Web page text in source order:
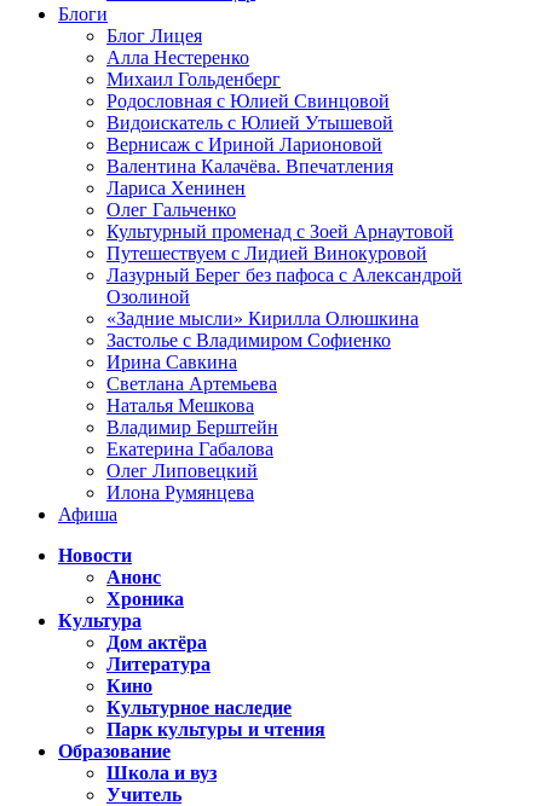
Блоги
Блог Лицея
Алла Нестеренко
Михаил Гольденберг
Родословная с Юлией Свинцовой
Видоискатель с Юлией Утышевой
Вернисаж с Ириной Ларионовой
Валентина Калачёва. Впечатления
Лариса Хенинен
Олег Гальченко
Культурный променад с Зоей Арнаутовой
Путешествуем с Лидией Винокуровой
Лазурный Берег без пафоса с Александрой
Озолиной
«Задние мысли» Кирилла Олюшкина
Застолье с Владимиром Софиенко
Ирина Савкина
Светлана Артемьева
Наталья Мешкова
Владимир Берштейн
Екатерина Габалова
Олег Липовецкий
Илона Румянцева
Афиша
Новости
Анонс
Хроника
Культура
Дом актёра
Литература
Кино
Культурное наследие
Парк культуры и чтения
Образование
Школа и вуз
Учитель